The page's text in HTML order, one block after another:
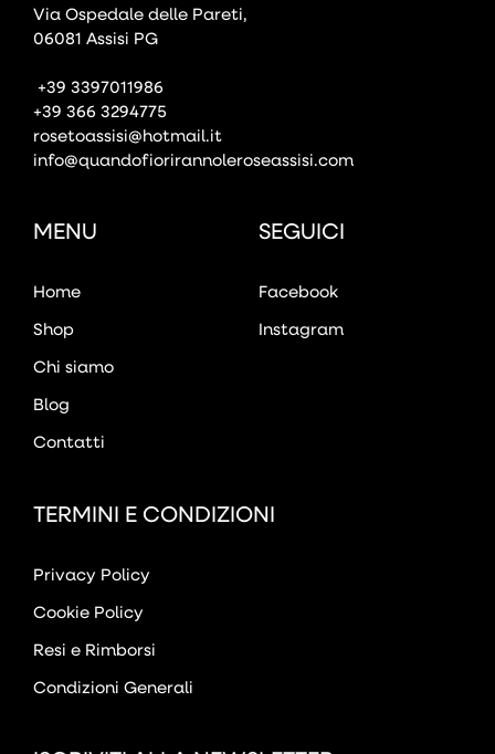
Via Ospedale delle Pareti,
06081 Assisi PG
+39 3397011986
+39 366 3294775
rosetoassisi@hotmail.it
info@quandofiorirannoleroseassisi.com
MENU
Home
Shop
Chi siamo
Blog
Contatti
SEGUICI
Facebook
Instagram
TERMINI E CONDIZIONI
Privacy Policy
Cookie Policy
Resi e Rimborsi
Condizioni Generali